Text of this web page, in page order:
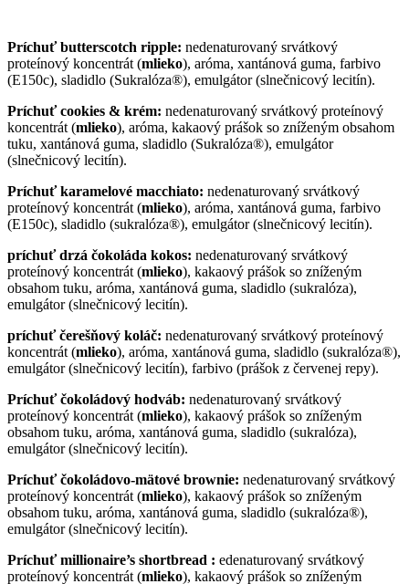
Príchuť butterscotch ripple: nedenaturovaný srvátkový
proteínový koncentrát (mlieko), aróma, xantánová guma, farbivo
(E150c), sladidlo (Sukralóza®), emulgátor (slnečnicový lecitín).
Príchuť cookies & krém: nedenaturovaný srvátkový proteínový
koncentrát (mlieko), aróma, kakaový prášok so zníženým obsahom
tuku, xantánová guma, sladidlo (Sukralóza®), emulgátor
(slnečnicový lecitín).
Príchuť karamelové macchiato: nedenaturovaný srvátkový
proteínový koncentrát (mlieko), aróma, xantánová guma, farbivo
(E150c), sladidlo (sukralóza®), emulgátor (slnečnicový lecitín).
príchuť drzá čokoláda kokos: nedenaturovaný srvátkový
proteínový koncentrát (mlieko), kakaový prášok so zníženým
obsahom tuku, aróma, xantánová guma, sladidlo (sukralóza),
emulgátor (slnečnicový lecitín).
príchuť čerešňový koláč: nedenaturovaný srvátkový proteínový
koncentrát (mlieko), aróma, xantánová guma, sladidlo (sukralóza®),
emulgátor (slnečnicový lecitín), farbivo (prášok z červenej repy).
Príchuť čokoládový hodváb: nedenaturovaný srvátkový
proteínový koncentrát (mlieko), kakaový prášok so zníženým
obsahom tuku, aróma, xantánová guma, sladidlo (sukralóza),
emulgátor (slnečnicový lecitín).
Príchuťčokoládovo-mätové brownie: nedenaturovaný srvátkový
proteínový koncentrát (mlieko), kakaový prášok so zníženým
obsahom tuku, aróma, xantánová guma, sladidlo (sukralóza®),
emulgátor (slnečnicový lecitín).
Príchuť millionaire’s shortbread : edenaturovaný srvátkový
proteínový koncentrát (mlieko), kakaový prášok so zníženým